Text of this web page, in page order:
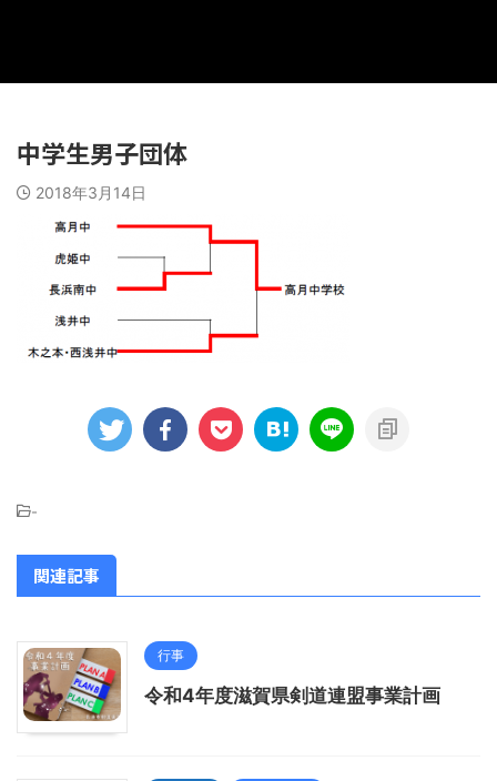
中学生男子団体
2018年3月14日
-
関連記事
行事
令和4年度滋賀県剣道連盟事業計画